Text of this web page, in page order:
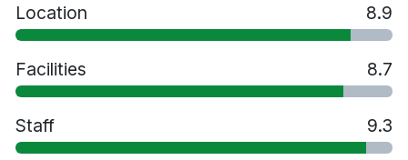
10 minuters bilresa till Stockholm centralstation
45 minuters bilresa till Arlanda flygplats
Location 8.9
Facilities 8.7
Staff 9.3